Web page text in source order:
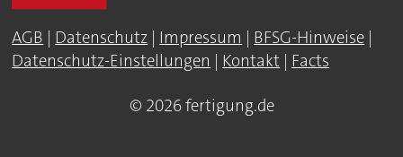
AGB | Datenschutz | Impressum | BFSG-Hinweise |
Datenschutz-Einstellungen | Kontakt | Facts
© 2026 fertigung.de